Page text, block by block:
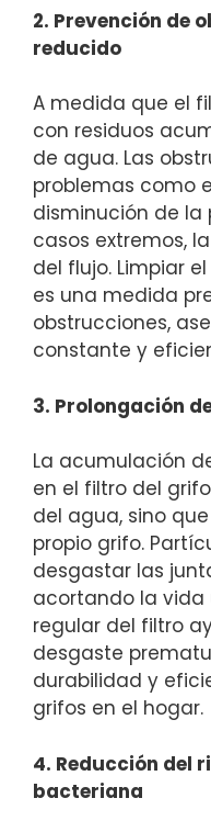
2. Prevención de
reducido
A medida que el
con residuos
de agua. Las
problemas como
disminución de la
casos extremos,
del flujo. Limpiar
es una medida
obstrucciones,
constante y
3. Prolongación
La acumulación
en el filtro del
del agua, sino
propio grifo.
desgastar las
acortando la vida
regular del filtro
desgaste
durabilidad y
grifos en el hogar.
4. Reducción del
bacteriana